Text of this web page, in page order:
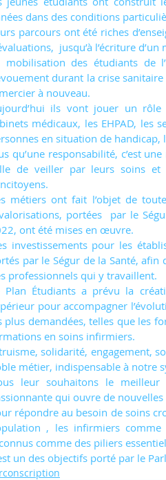
dans des conditions
parcours ont été riches
jusqu’à l’écriture
mobilisation des étudiants de
durant la crise
à nouveau.
ils vont jouer un rôle
médicaux, les EHPAD, les
en situation de handicap,
qu’une responsabilité, c’est
de veiller par leurs soins
métiers ont fait l’objet de
portées  par le
ont été mises en œuvre.
investissements pour les
par le Ségur de la Santé,
professionnels qui y travaillent.
Plan Étudiants a prévu la
pour accompagner
plus demandées, telles que les
en soins infirmiers.
solidarité, engagement,
métier, indispensable à notre
leur souhaitons le
qui ouvre de
répondre au besoin de soins
, les infirmiers comme
comme des piliers
un des objectifs porté par le